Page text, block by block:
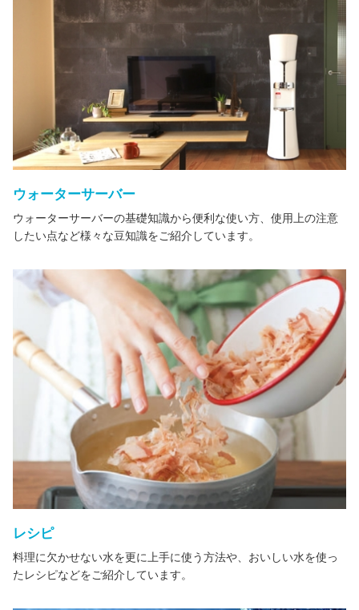
ウォーターサーバー
ウォーターサーバーの基礎知識から便利な使い方、使用上の注意
したい点など様々な豆知識をご紹介しています。
レシピ
料理に欠かせない水を更に上手に使う方法や、おいしい水を使っ
たレシピなどをご紹介しています。